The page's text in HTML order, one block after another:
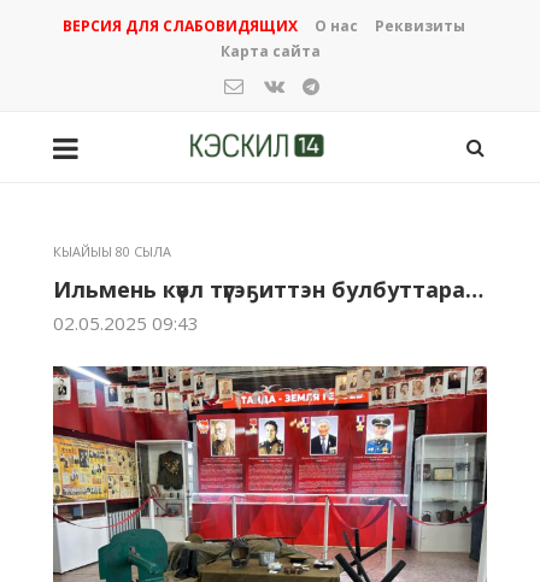
ВЕРСИЯ ДЛЯ СЛАБОВИДЯЩИХ О нас
Реквизиты
Карта сайта
КЫАЙЫЫ 80 СЫЛА
Ильмень күөл түгэҕиттэн булбуттара…
02.05.2025 09:43